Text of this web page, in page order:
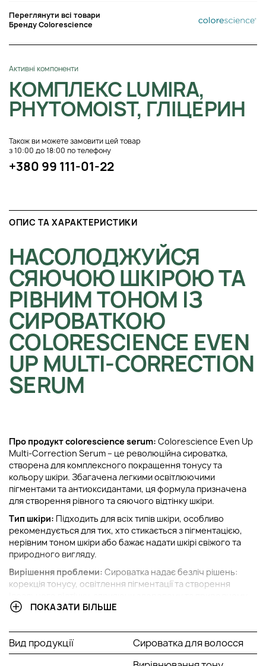
Переглянути всі товари
Бренду Colorescience
Активні компоненти
КОМПЛЕКС LUMIRA,
PHYTOMOIST, ГЛІЦЕРИН
Також ви можете замовити цей товар
з 10:00 до 18:00 по телефону
+380 99 111-01-22
ОПИС ТА ХАРАКТЕРИСТИКИ
НАСОЛОДЖУЙСЯ
СЯЮЧОЮ ШКІРОЮ ТА
РІВНИМ ТОНОМ ІЗ
СИРОВАТКОЮ
COLORESCIENCE EVEN
UP MULTI-CORRECTION
SERUM
Про продукт colorescience serum: Colorescience Even Up
Multi-Correction Serum – це революційна сироватка,
створена для комплексного покращення тонусу та
кольору шкіри. Збагачена легкими освітлюючими
пігментами та антиоксидантами, ця формула призначена
для створення рівного та сяючого відтінку шкіри.
Тип шкіри: Підходить для всіх типів шкіри, особливо
рекомендується для тих, хто стикається з пігментацією,
нерівним тоном шкіри або бажає надати шкірі свіжого та
природного вигляду.
Вирішення проблеми: Сироватка надає безліч рішень:
корекція тонусу, освітлення пігментації та створення
зовнішньому вигляду.
Легкі освітлювальні пігменти: Нейтралізують
пігментацію, створюючи природний та рівномірний
ПОКАЗАТИ БІЛЬШЕ
Вид продукції Сироватка для волосся